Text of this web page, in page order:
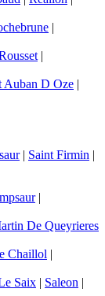
|
|
Auban D Oze |
| Saint Firmin |
|
De Queyrieres
Chaillol |
Saix | Saleon |